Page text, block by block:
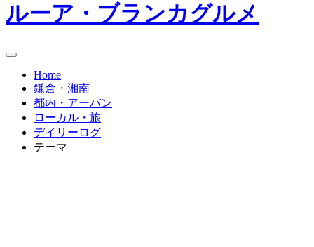
ルーア・ブランカグルメ
Home
鎌倉・湘南
都内・アーバン
ローカル・旅
デイリーログ
テーマ